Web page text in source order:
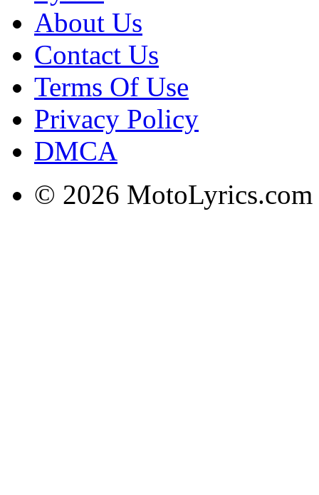
About Us
Contact Us
Terms Of Use
Privacy Policy
DMCA
© 2026 MotoLyrics.com